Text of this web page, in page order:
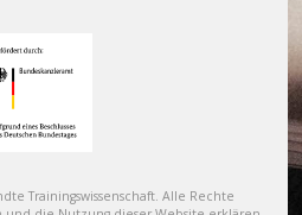
Trainingswissenschaft. Alle Rechte